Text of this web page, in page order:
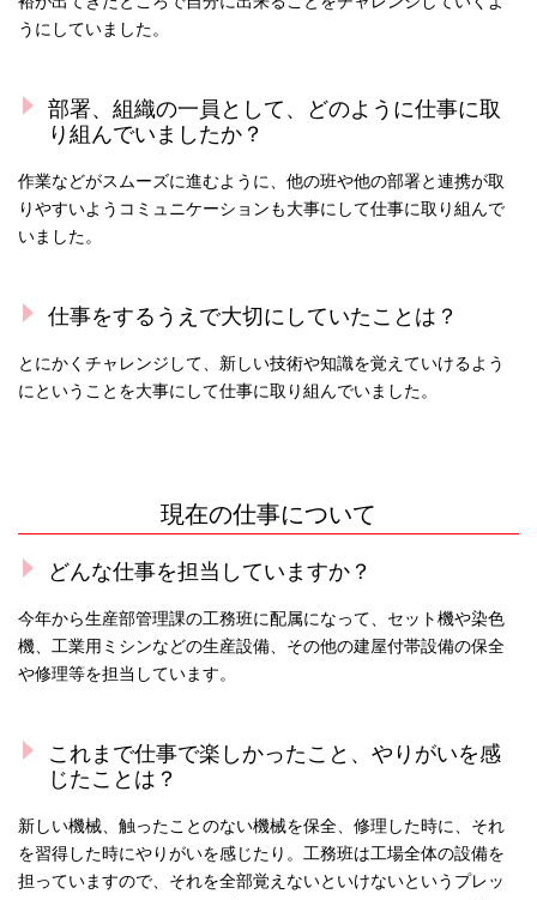
うにしていました。
部署、組織の一員として、どのように仕事に取
り組んでいましたか？
作業などがスムーズに進むように、他の班や他の部署と連携が取
りやすいようコミュニケーションも大事にして仕事に取り組んで
いました。
仕事をするうえで大切にしていたことは？
とにかくチャレンジして、新しい技術や知識を覚えていけるよう
にということを大事にして仕事に取り組んでいました。
現在の仕事について
どんな仕事を担当していますか？
今年から生産部管理課の工務班に配属になって、セット機や染色
機、工業用ミシンなどの生産設備、その他の建屋付帯設備の保全
や修理等を担当しています。
これまで仕事で楽しかったこと、やりがいを感
じたことは？
新しい機械、触ったことのない機械を保全、修理した時に、それ
を習得した時にやりがいを感じたり。工務班は工場全体の設備を
担っていますので、それを全部覚えないといけないというプレッ